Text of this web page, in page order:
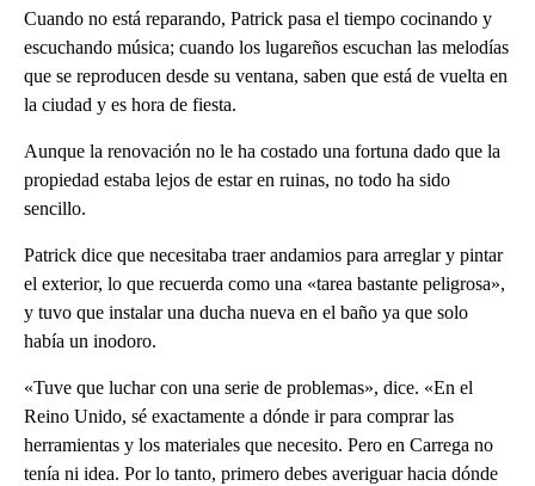
Cuando no está reparando, Patrick pasa el tiempo cocinando y
escuchando música; cuando los lugareños escuchan las melodías
que se reproducen desde su ventana, saben que está de vuelta en
la ciudad y es hora de fiesta.
Aunque la renovación no le ha costado una fortuna dado que la
propiedad estaba lejos de estar en ruinas, no todo ha sido
sencillo.
Patrick dice que necesitaba traer andamios para arreglar y pintar
el exterior, lo que recuerda como una «tarea bastante peligrosa»,
y tuvo que instalar una ducha nueva en el baño ya que solo
había un inodoro.
«Tuve que luchar con una serie de problemas», dice. «En el
Reino Unido, sé exactamente a dónde ir para comprar las
herramientas y los materiales que necesito. Pero en Carrega no
tenía ni idea. Por lo tanto, primero debes averiguar hacia dónde